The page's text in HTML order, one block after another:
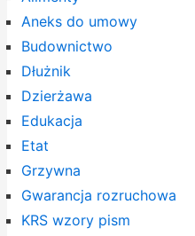
Aneks do umowy
Budownictwo
Dłużnik
Dzierżawa
Edukacja
Etat
Grzywna
Gwarancja rozruchowa
KRS wzory pism